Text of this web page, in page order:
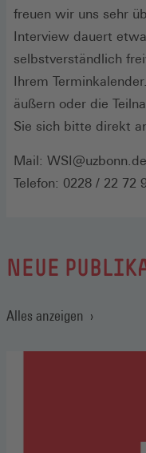
freuen wir uns sehr
Interview dauert
selbstverständlich
Ihrem
äußern oder die
Sie sich bitte direkt
Mail: WSI@uzbonn.de
Telefon: 0228 / 22 72
NEUE
Alles anzeigen